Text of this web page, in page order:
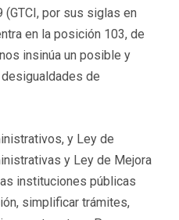
por sus siglas en
en la posición 103, de
insinúa un posible y
de
y Ley de
y Ley de Mejora
instituciones públicas
simplificar trámites,